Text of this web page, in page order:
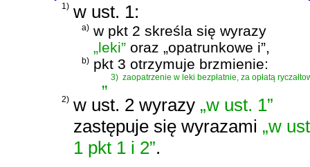
1) w ust. 1:
a) w pkt 2 skreśla się wyrazy
„leki” oraz „opatrunkowe i”,
b) pkt 3 otrzymuje brzmienie:
„3) zaopatrzenie w leki bezpłatnie, za opłatą
2) w ust. 2 wyrazy „w ust. 1”
zastępuje się wyrazami „w
1 pkt 1 i 2”.